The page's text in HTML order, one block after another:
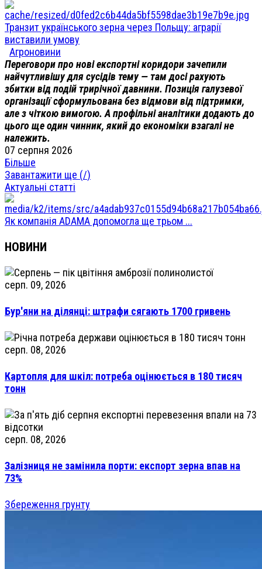
Транзит українського зерна через Польщу: аграрії
виставили умову
Агроновини
Переговори про нові експортні коридори зачепили
найчутливішу для сусідів тему — там досі рахують
збитки від подій трирічної давнини. Позиція галузевої
організації сформульована без відмови від підтримки,
але з чіткою вимогою. А профільні аналітики додають до
цього ще один чинник, який до економіки взагалі не
належить.
07 серпня 2026
Більше
Завантажити ще (/)
Актуальні статті
Як компанія ADAMA допомогла ще трьом ...
НОВИНИ
серп. 09, 2026
Бур'яни на ділянці: штрафи сягають 1700 гривень
серп. 08, 2026
Картопля для шкіл: потреба оцінюється в 180 тисяч
тонн
серп. 08, 2026
Залізниця не замінила порти: експорт зерна впав на
73%
Збереження грунту